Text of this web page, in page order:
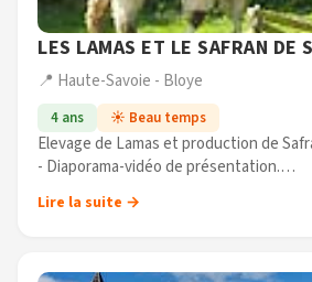
LES LAMAS ET LE SAFRAN DE
📍 Haute-Savoie - Bloye
4 ans ☀️ Beau temps
Elevage de Lamas et production de
- Diaporama-vidéo de présentation.
- Parcours d'obstacles.
Lire la suite →